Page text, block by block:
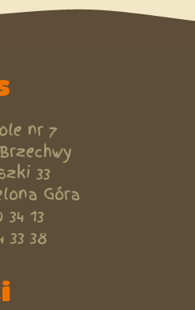
nr 7
33
Góra
13
33 38